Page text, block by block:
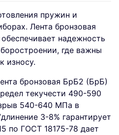
пружин и
Лента бронзовая
надежность
где важны
износу.
бронзовая БрБ2 (БрБ)
текучести 490-590
540-640 МПа в
3-8% гарантирует
по ГОСТ 18175-78 дает